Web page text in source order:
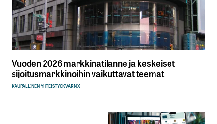
Vuoden 2026 markkinatilanne ja keskeiset
sijoitusmarkkinoihin vaikuttavat teemat
KAUPALLINEN YHTEISTYÖKVARN X